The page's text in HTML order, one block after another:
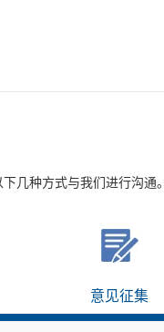
几种方式与我们进行沟通。
意见征集